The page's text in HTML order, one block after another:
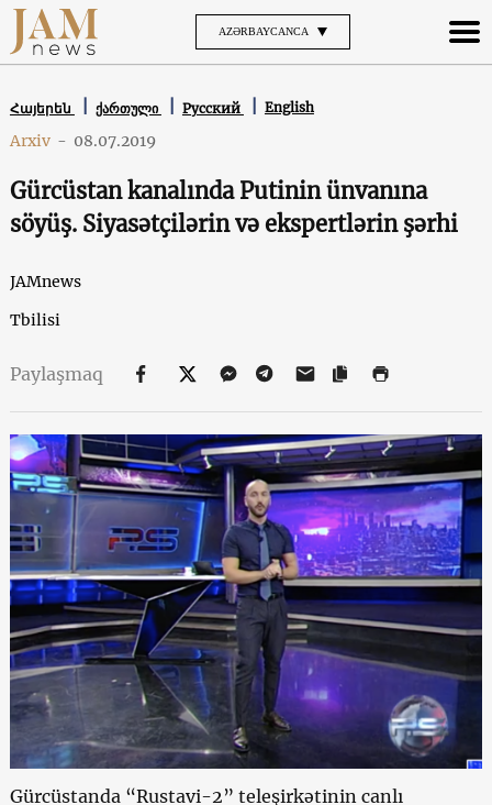
AZƏRBAYCANCA
Հայերեն ქართული Русский English
Arxiv - 08.07.2019
Gürcüstan kanalında Putinin ünvanına
söyüş. Siyasətçilərin və ekspertlərin şərhi
JAMnews
Tbilisi
Paylaşmaq
Gürcüstanda “Rustavi-2” teleşirkətinin canlı